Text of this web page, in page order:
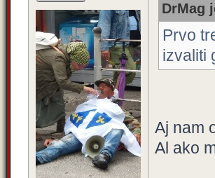
DrMag
Prvo
izvaliti
Aj nam
Al ako